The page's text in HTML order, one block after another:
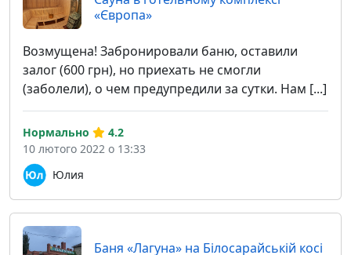
«Європа»
Возмущена! Забронировали баню, оставили
залог (600 грн), но приехать не смогли
(заболели), о чем предупредили за сутки. Нам [...]
Юлия
Нормально
4.2
10 лютого 2022 о 13:33
Баня «Лагуна» на Білосарайській косі